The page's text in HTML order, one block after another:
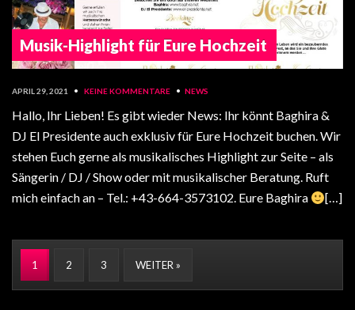
Musik-Highlight für Eure Hochzeit
APRIL 29, 2021 • KEINE KOMMENTARE • NEWS
Hallo, Ihr Lieben! Es gibt wieder News: Ihr könnt Baghira &
DJ El Presidente auch exklusiv für Eure Hochzeit buchen. Wir
stehen Euch gerne als musikalisches Highlight zur Seite – als
Sängerin / DJ / Show oder mit musikalischer Beratung. Ruft
mich einfach an – Tel.: +43-664-3573102. Eure Baghira
[…]
1 2 3 WEITER »